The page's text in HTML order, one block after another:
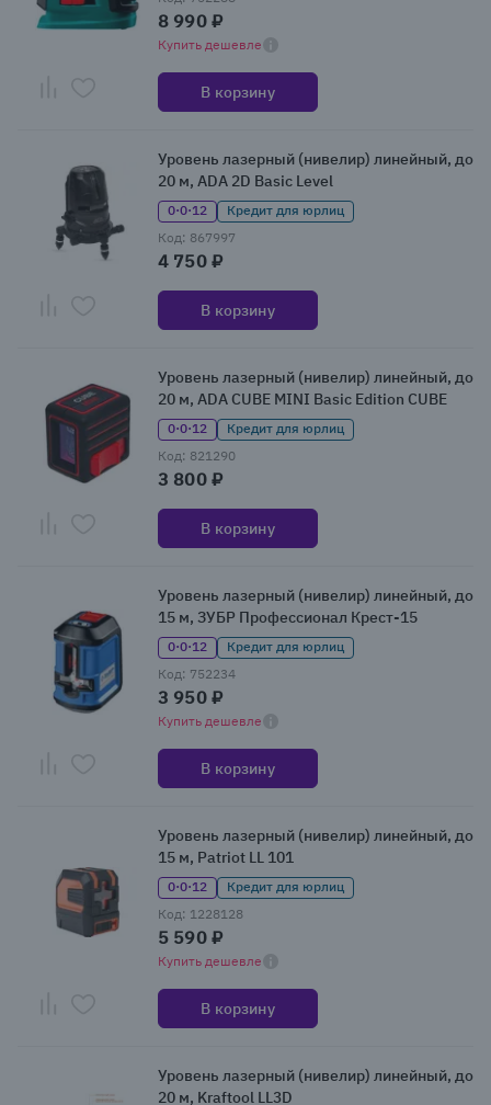
8 990 ₽
Купить дешевле
В корзину
Уровень лазерный (нивелир) линейный, до
20 м, ADA 2D Basic Level
0·0·12
Кредит для юрлиц
Код: 867997
4 750 ₽
В корзину
Уровень лазерный (нивелир) линейный, до
20 м, ADA CUBE MINI Basic Edition CUBE
0·0·12
Кредит для юрлиц
Код: 821290
3 800 ₽
В корзину
Уровень лазерный (нивелир) линейный, до
15 м, ЗУБР Профессионал Крест-15
0·0·12
Кредит для юрлиц
Код: 752234
3 950 ₽
Купить дешевле
В корзину
Уровень лазерный (нивелир) линейный, до
15 м, Patriot LL 101
0·0·12
Кредит для юрлиц
Код: 1228128
5 590 ₽
Купить дешевле
В корзину
Уровень лазерный (нивелир) линейный, до
20 м, Kraftool LL3D